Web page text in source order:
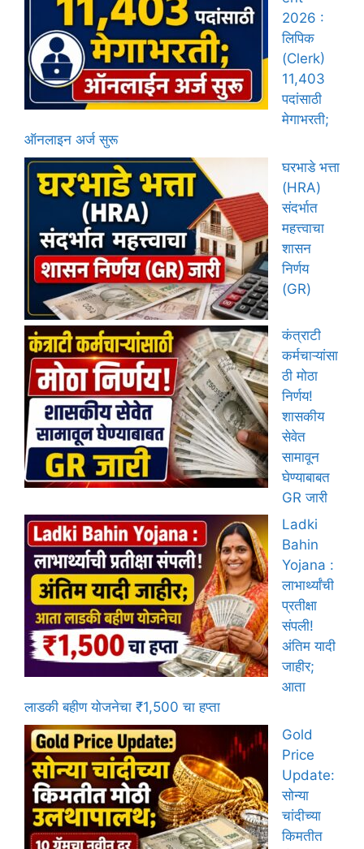
2026 :
लिपिक
(Clerk)
11,403
पदांसाठी
मेगाभरती;
ऑनलाइन अर्ज सुरू
घरभाडे भत्ता
(HRA)
संदर्भात
महत्त्वाचा
शासन
निर्णय
(GR)
कंत्राटी
कर्मचाऱ्यांसा
ठी मोठा
निर्णय!
शासकीय
सेवेत
सामावून
घेण्याबाबत
GR जारी
Ladki
Bahin
Yojana :
लाभार्थ्यांची
प्रतीक्षा
संपली!
अंतिम यादी
जाहीर;
आता
लाडकी बहीण योजनेचा ₹1,500 चा हप्ता
Gold
Price
Update:
सोन्या
चांदीच्या
किमतीत